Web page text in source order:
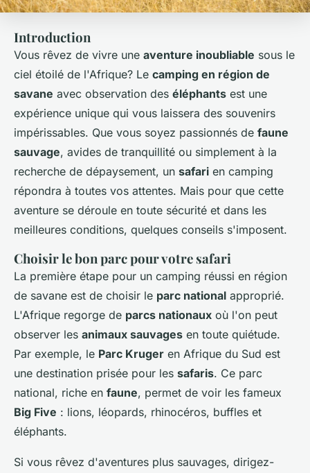
Introduction
Vous rêvez de vivre une aventure inoubliable sous le
ciel étoilé de l'Afrique? Le camping en région de
savane avec observation des éléphants est une
expérience unique qui vous laissera des souvenirs
impérissables. Que vous soyez passionnés de faune
sauvage, avides de tranquillité ou simplement à la
recherche de dépaysement, un safari en camping
répondra à toutes vos attentes. Mais pour que cette
aventure se déroule en toute sécurité et dans les
meilleures conditions, quelques conseils s'imposent.
Choisir le bon parc pour votre safari
La première étape pour un camping réussi en région
de savane est de choisir le parc national approprié.
L'Afrique regorge de parcs nationaux où l'on peut
observer les animaux sauvages en toute quiétude.
Par exemple, le Parc Kruger en Afrique du Sud est
une destination prisée pour les safaris. Ce parc
national, riche en faune, permet de voir les fameux
Big Five : lions, léopards, rhinocéros, buffles et
éléphants.
Si vous rêvez d'aventures plus sauvages, dirigez-